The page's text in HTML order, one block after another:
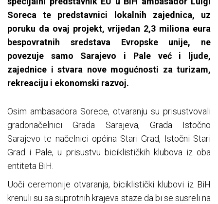
Soreca te predstavnici lokalnih zajednica, uz
poruku da ovaj projekt, vrijedan 2,3 miliona eura
bespovratnih sredstava Evropske unije, ne
povezuje samo Sarajevo i Pale već i ljude,
zajednice i stvara nove mogućnosti za turizam,
rekreaciju i ekonomski razvoj.
Osim ambasadora Sorece, otvaranju su prisustvovali
gradonačelnici Grada Sarajeva, Grada Istočno
Sarajevo te načelnici općina Stari Grad, Istočni Stari
Grad i Pale, u prisustvu biciklističkih klubova iz oba
entiteta BiH.
Uoči ceremonije otvaranja, biciklistički klubovi iz BiH
krenuli su sa suprotnih krajeva staze da bi se susreli na